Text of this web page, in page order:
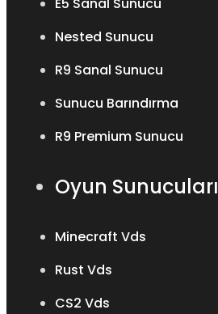
E5 Sanal Sunucu
Nested Sunucu
R9 Sanal Sunucu
Sunucu Barındırma
R9 Premium Sunucu
Oyun Sunucuları
Minecraft Vds
Rust Vds
CS2 Vds